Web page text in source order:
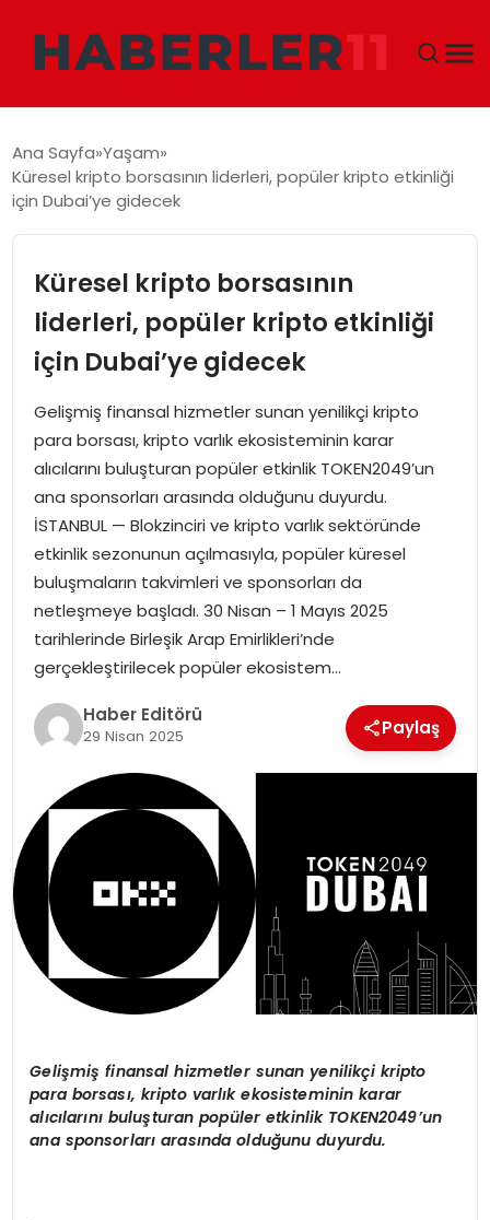
DÜNYA
TEKNOLOJI
EĞITIM
MAGAZIN
SPOR
YAŞAM
Ana Sayfa Yaşam
Küresel kripto borsasının liderleri, popüler kripto etkinliği
için Dubai’ye gidecek
Küresel kripto borsasının
liderleri, popüler kripto etkinliği
için Dubai’ye gidecek
Gelişmiş finansal hizmetler sunan yenilikçi kripto
para borsası, kripto varlık ekosisteminin karar
alıcılarını buluşturan popüler etkinlik TOKEN2049’un
ana sponsorları arasında olduğunu duyurdu.
İSTANBUL — Blokzinciri ve kripto varlık sektöründe
etkinlik sezonunun açılmasıyla, popüler küresel
buluşmaların takvimleri ve sponsorları da
netleşmeye başladı. 30 Nisan – 1 Mayıs 2025
tarihlerinde Birleşik Arap Emirlikleri’nde
gerçekleştirilecek popüler ekosistem…
Haber Editörü
29 Nisan 2025 Paylaş
Gelişmiş finansal hizmetler sunan yenilikçi kripto
para borsası, kripto varlık ekosisteminin karar
alıcılarını buluşturan popüler etkinlik TOKEN2049’un
ana sponsorları arasında olduğunu duyurdu.